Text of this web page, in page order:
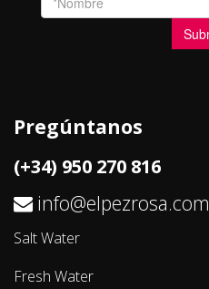
Pregúntanos
(+34) 950 270 816
info@elpezrosa.com
Salt Water
Fresh Water